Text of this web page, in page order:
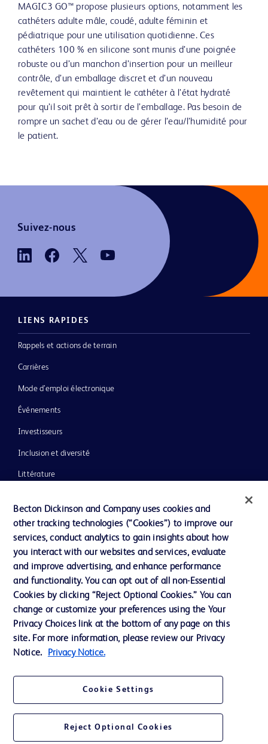
MAGIC3 GO™ propose plusieurs options, notamment les
cathéters adulte mâle, coudé, adulte féminin et
pédiatrique pour une utilisation quotidienne. Ces
cathéters 100 % en silicone sont munis d’une poignée
robuste ou d’un manchon d’insertion pour un meilleur
contrôle, d’un emballage discret et d’un nouveau
revêtement qui maintient le cathéter à l’état hydraté
pour qu’il soit prêt à sortir de l’emballage. Pas besoin de
rompre un sachet d’eau ou de gérer l’eau/l’humidité pour
le patient.
Suivez-nous
LIENS RAPIDES
Rappels et actions de terrain
Carrières
Mode d’emploi électronique
Événements
Investisseurs
Inclusion et diversité
Littérature
Notre entreprise
Éthique et conformité
Assistance
Nous contacter
Préférences en matière de cookies
Confidentialité
Accessibilité du site Web
Becton Dickinson and Company uses cookies and
other tracking technologies (“Cookies”) to improve our
services, conduct analytics to gain insights about how
you interact with our websites and services, evaluate
and improve advertising, and enhance performance
and functionality. You can opt out of all non-Essential
Cookies by clicking “Reject Optional Cookies.” You can
change or customize your preferences using the Your
Privacy Choices link at the bottom of any page on this
site. For more information, please review our Privacy
Notice.
Privacy Notice.
Cookie Settings
Reject Optional Cookies